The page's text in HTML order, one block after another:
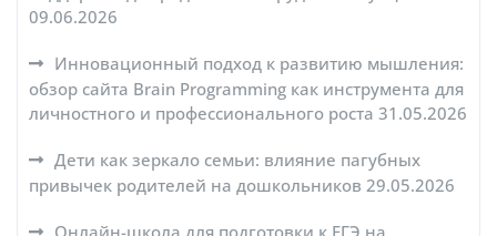
09.06.2026
Инновационный подход к развитию мышления:
обзор сайта Brain Programming как инструмента для
личностного и профессионального роста 31.05.2026
Дети как зеркало семьи: влияние пагубных
привычек родителей на дошкольников 29.05.2026
Онлайн-школа для подготовки к ЕГЭ на